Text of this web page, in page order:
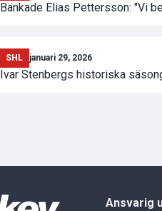
Bänkade Elias Pettersson: "Vi
SHL januari 29, 2026
Ivar Stenbergs historiska
Ansvarig